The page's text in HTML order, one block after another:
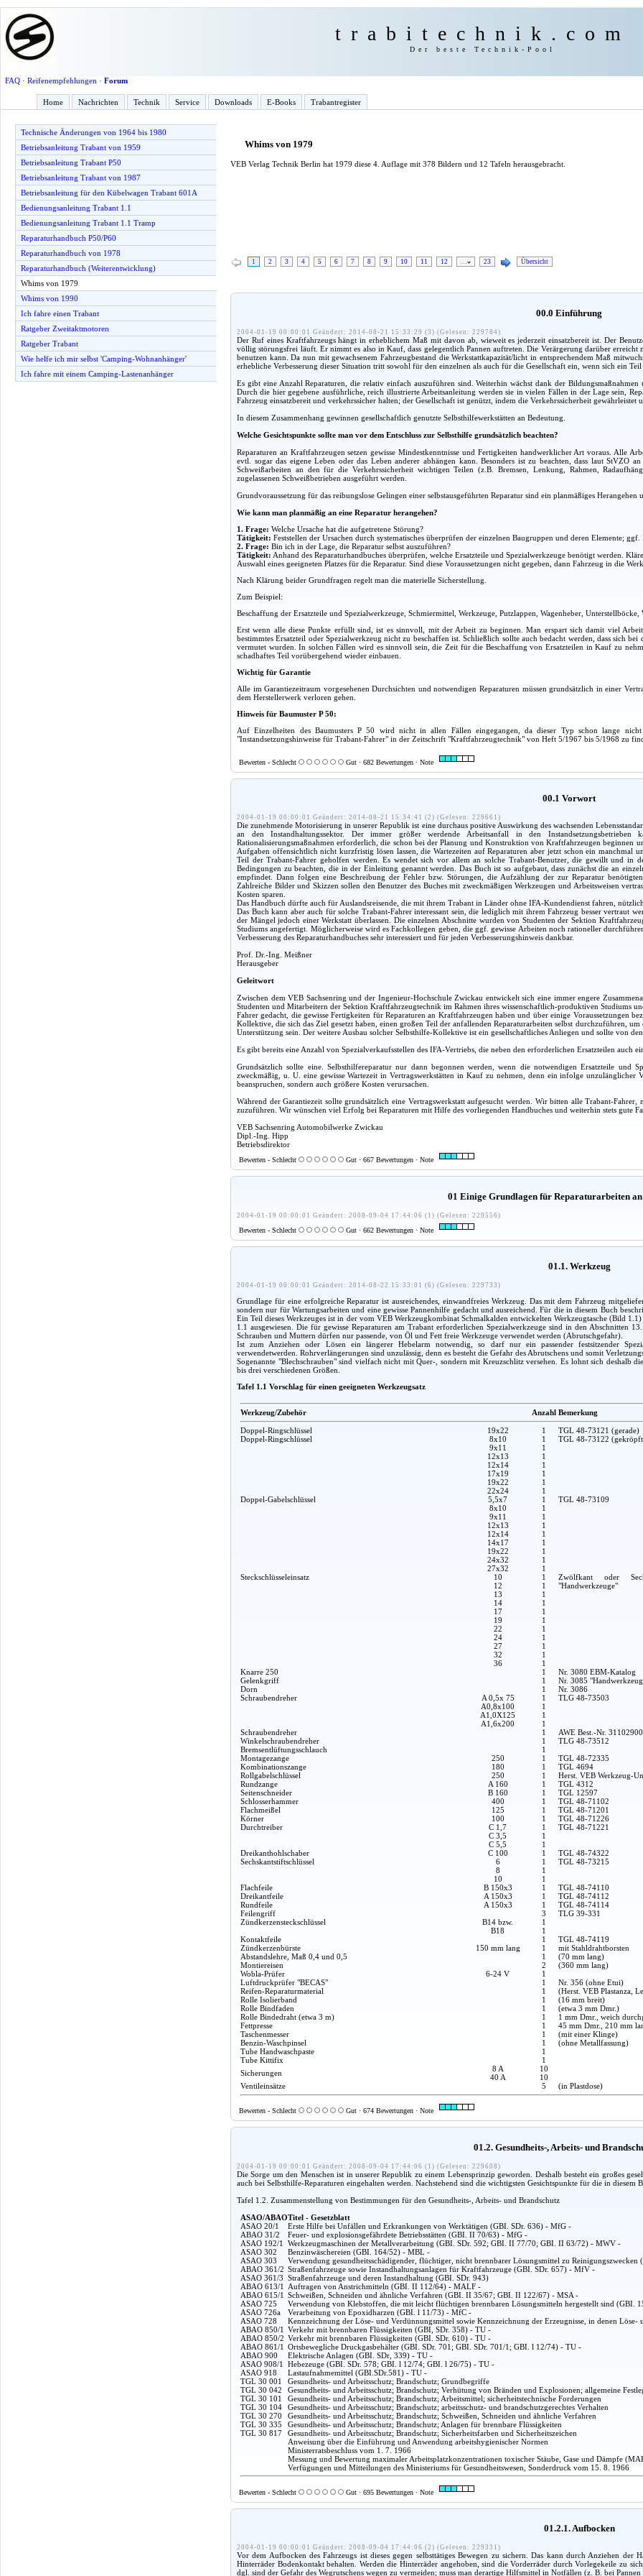
trabitechnik.com
Der beste Technik-Pool
FAQ· Reifenempfehlungen · Forum
Home Nachrichten Technik Service Downloads E-Books Trabantregister
Technische Änderungen von 1964 bis 1980
Betriebsanleitung Trabant von 1959
Betriebsanleitung Trabant P50
Betriebsanleitung Trabant von 1987
Betriebsanleitung für den Kübelwagen Trabant 601A
Bedienungsanleitung Trabant 1.1
Bedienungsanleitung Trabant 1.1 Tramp
Reparaturhandbuch P50/P60
Reparaturhandbuch von 1978
Reparaturhandbuch (Weiterentwicklung)
Whims von 1979
Whims von 1990
Ich fahre einen Trabant
Ratgeber Zweitaktmotoren
Ratgeber Trabant
Wie helfe ich mir selbst 'Camping-Wohnanhänger'
Ich fahre mit einem Camping-Lastenanhänger
Whims von 1979
VEB Verlag Technik Berlin hat 1979 diese 4. Auflage mit 378 Bildern und 12 Tafeln herausgebracht.
1 2 3 4 5 6 7 8 9 10 11 12 … 23 Übersicht
00.0 Einführung
2004-01-19 00:00:01 Geändert: 2014-08-21 15:33:29 (3) (Gelesen: 229784)
Der Ruf eines Kraftfahrzeugs hängt in erheblichem Maß mit davon ab, wieweit es jederzeit einsatzbereit ist. Der
völlig störungsfrei läuft. Er nimmt es also in Kauf, dass gelegentlich Pannen auftreten. Die Verärgerung darüber
benutzen kann. Da nun mit gewachsenem Fahrzeugbestand die Werkstattkapazität/licht in entsprechendem Maß
erhebliche Verbesserung dieser Situation tritt sowohl für den einzelnen als auch für die Gesellschaft ein, wenn sich ein Teil
Es gibt eine Anzahl Reparaturen, die relativ einfach auszuführen sind. Weiterhin wächst dank der
Durch die hier gegebene ausführliche, reich illustrierte Arbeitsanleitung werden sie in vielen Fällen in der Lage sein,
Fahrzeug einsatzbereit und verkehrssicher halten; der Gesellschaft ist genützt, indem die Verkehrssicherheit gewährleistet
In diesem Zusammenhang gewinnen gesellschaftlich genutzte Selbsthilfewerkstätten an Bedeutung.
Welche Gesichtspunkte sollte man vor dem Entschluss zur Selbsthilfe grundsätzlich beachten?
Reparaturen an Kraftfahrzeugen setzen gewisse Mindestkenntnisse und Fertigkeiten handwerklicher Art voraus. Alle
evtl. sogar das eigene Leben oder das Leben anderer abhängen kann. Besonders ist zu beachten, dass laut StVZO
Schweißarbeiten an den für die Verkehrssicherheit wichtigen Teilen (z.B. Bremsen, Lenkung, Rahmen,
zugelassenen Schweißbetrieben ausgeführt werden.
Grundvoraussetzung für das reibungslose Gelingen einer selbstausgeführten Reparatur sind ein planmäßiges
Wie kann man planmäßig an eine Reparatur herangehen?
1. Frage: Welche Ursache hat die aufgetretene Störung?
Tätigkeit: Feststellen der Ursachen durch systematisches überprüfen der einzelnen Baugruppen und deren Elemente; ggf.
2. Frage: Bin ich in der Lage, die Reparatur selbst auszuführen?
Tätigkeit: Anhand des Reparaturhandbuches überprüfen, welche Ersatzteile und Spezialwerkzeuge benötigt werden.
Auswahl eines geeigneten Platzes für die Reparatur. Sind diese Voraussetzungen nicht gegeben, dann Fahrzeug in die
Nach Klärung beider Grundfragen regelt man die materielle Sicherstellung.
Zum Beispiel:
Beschaffung der Ersatzteile und Spezialwerkzeuge, Schmiermittel, Werkzeuge, Putzlappen, Wagenheber,
Erst wenn alle diese Punkte erfüllt sind, ist es sinnvoll, mit der Arbeit zu beginnen. Man erspart sich damit viel
bestimmtes Ersatzteil oder Spezialwerkzeug nicht zu beschaffen ist. Schließlich sollte auch bedacht werden, dass sich
vermutet wurden. In solchen Fällen wird es sinnvoll sein, die Zeit für die Beschaffung von Ersatzteilen in Kauf zu
schadhaftes Teil vorübergehend wieder einbauen.
Wichtig für Garantie
Alle im Garantiezeitraum vorgesehenen Durchsichten und notwendigen Reparaturen müssen grundsätzlich in einer
dem Herstellerwerk verloren gehen.
Hinweis für Baumuster P 50:
Auf Einzelheiten des Baumusters P 50 wird nicht in allen Fällen eingegangen, da dieser Typ schon lange
"Instandsetzungshinweise für Trabant-Fahrer" in der Zeitschrift "Kraftfahrzeugtechnik" von Heft 5/1967 bis 5/1968 zu
Bewerten - Schlecht Gut · 682 Bewertungen · Note
00.1 Vorwort
2004-01-19 00:00:01 Geändert: 2014-08-21 15:34:41 (2) (Gelesen: 229661)
Die zunehmende Motorisierung in unserer Republik ist eine durchaus positive Auswirkung des wachsenden
an den Instandhaltungssektor. Der immer größer werdende Arbeitsanfall in den
Rationalisierungsmaßnahmen erforderlich, die schon bei der Planung und Konstruktion von Kraftfahrzeugen beginnen
Aufgaben offensichtlich nicht kurzfristig lösen lassen, die Wartezeiten auf Reparaturen aber jetzt schon ein manchmal
Teil der Trabant-Fahrer geholfen werden. Es wendet sich vor allem an solche Trabant-Benutzer, die gewillt und in
Bedingungen zu beachten, die in der Einleitung genannt werden. Das Buch ist so aufgebaut, dass zunächst die an
empfindet. Dann folgen eine Beschreibung der Fehler bzw. Störungen, die Aufzählung der zur Reparatur
Zahlreiche Bilder und Skizzen sollen den Benutzer des Buches mit zweckmäßigen Werkzeugen und Arbeitsweisen
Kosten sparen.
Das Handbuch dürfte auch für Auslandsreisende, die mit ihrem Trabant in Länder ohne IFA-Kundendienst fahren, nützlich
Das Buch kann aber auch für solche Trabant-Fahrer interessant sein, die lediglich mit ihrem Fahrzeug besser vertraut
der Mängel jedoch einer Werkstatt überlassen. Die einzelnen Abschnitte wurden von Studenten der Sektion
Studiums angefertigt. Möglicherweise wird es Fachkollegen geben, die ggf. gewisse Arbeiten noch rationeller
Verbesserung des Reparaturhandbuches sehr interessiert und für jeden Verbesserungshinweis dankbar.
Prof. Dr.-Ing. Meißner
Herausgeber
Geleitwort
Zwischen dem VEB Sachsenring und der Ingenieur-Hochschule Zwickau entwickelt sich eine immer engere
Studenten und Mitarbeitern der Sektion Kraftfahrzeugtechnik im Rahmen ihres wissenschaftlich-produktiven Studiums
Fahrer gedacht, die gewisse Fertigkeiten für Reparaturen an Kraftfahrzeugen haben und über einige Voraussetzungen
Kollektive, die sich das Ziel gesetzt haben, einen großen Teil der anfallenden Reparaturarbeiten selbst durchzuführen,
Unterstützung sein. Der weitere Ausbau solcher Selbsthilfe-Kollektive ist ein gesellschaftliches Anliegen und sollte von
Es gibt bereits eine Anzahl von Spezialverkaufsstellen des IFA-Vertriebs, die neben den erforderlichen Ersatzteilen auch
Grundsätzlich sollte eine. Selbsthilfereparatur nur dann begonnen werden, wenn die notwendigen Ersatzteile und
zweckmäßig, u. U. eine gewisse Wartezeit in Vertragswerkstätten in Kauf zu nehmen, denn ein infolge
beanspruchen, sondern auch größere Kosten verursachen.
Während der Garantiezeit sollte grundsätzlich eine Vertragswerkstatt aufgesucht werden. Wir bitten alle Trabant-
zuzuführen. Wir wünschen viel Erfolg bei Reparaturen mit Hilfe des vorliegenden Handbuches und weiterhin stets gute
VEB Sachsenring Automobilwerke Zwickau
Dipl.-Ing. Hipp
Betriebsdirektor
Bewerten - Schlecht Gut · 667 Bewertungen · Note
01 Einige Grundlagen für Reparaturarbeiten
2004-01-19 00:00:01 Geändert: 2008-09-04 17:44:06 (1) (Gelesen: 229556)
Bewerten - Schlecht Gut · 662 Bewertungen · Note
01.1. Werkzeug
2004-01-19 00:00:01 Geändert: 2014-08-22 15:33:01 (6) (Gelesen: 229733)
Grundlage für eine erfolgreiche Reparatur ist ausreichendes, einwandfreies Werkzeug. Das mit dem Fahrzeug
sondern nur für Wartungsarbeiten und eine gewisse Pannenhilfe gedacht und ausreichend. Für die in diesem Buch
Ein Teil dieses Werkzeuges ist in der vom VEB Werkzeugkombinat Schmalkalden entwickelten Werkzeugtasche (Bild
1.1 ausgewiesen. Die für gewisse Reparaturen am Trabant erforderlichen Spezialwerkzeuge sind in den Abschnitten
Schrauben und Muttern dürfen nur passende, von Öl und Fett freie Werkzeuge verwendet werden (Abrutschgefahr).
Ist zum Anziehen oder Lösen ein längerer Hebelarm notwendig, so darf nur ein passender festsitzender
verwendetwerden. Rohrverlängerungen sind unzulässig, denn es besteht die Gefahr des Abrutschens und somit
Sogenannte "Blechschrauben" sind vielfach nicht mit Quer-, sondern mit Kreuzschlitz versehen. Es lohnt sich deshalb
bis drei verschiedenen Größen.
Tafel 1.1 Vorschlag für einen geeigneten Werkzeugsatz
Werkzeug/Zubehör Anzahl Bemerkung
Doppel-Ringschlüssel 19x22 1
TGL 48-73121 (gerade)
Doppel-Ringschlüssel
8x10
9x11
12x13
12x14
17x19
19x22
22x24
1
1
1
1
1
1
1
TGL 48-73122
Doppel-Gabelschlüssel
5,5x7
8x10
9x11
12x13
12x14
14x17
19x22
24x32
27x32
1
1
1
1
1
1
1
1
1
TGL 48-73109
Steckschlüsseleinsatz
10
12
13
14
17
19
22
24
27
32
36
1
1
1
1
1
1
1
1
1
1
1
Zwölfkant oder
"Handwerkzeuge"
Knarre 250 1
Nr. 3080 EBM-Katalog
Gelenkgriff
1
Nr. 3085
Dorn
1
Nr. 3086
Schraubendreher
A 0,5x 75
A0,8x100
A1,0X125
A1,6x200
1
1
1
1
TLG 48-73503
Schraubendreher 1
AWE Best.-Nr.
Winkelschraubendreher
1
TLG 48-73512
Bremsentlüftungsschlauch
1
Montagezange
250 1
TGL 48-72335
Kombinationszange
180 1
TGL 4694
Rollgabelschlüssel
250 1
Herst. VEB Werkzeug-
Rundzange
A 160 1
TGL 4312
Seitenschneider
B 160 1
TGL 12597
Schlosserhammer
400 1
TGL 48-71102
Flachmeißel
125 1
TGL 48-71201
Körner
100 1
TGL 48-71226
Durchtreiber
C 1,7
C 3,5
C 5,5
1
1
1
TGL 48-71221
Dreikanthohlschaber C 100 1
TGL 48-74322
Sechskantstiftschlüssel
6
8
10
1
1
1
TGL 48-73215
Flachfeile B 150x3 1
TGL 48-74110
Dreikantfeile
A 150x3 1
TGL 48-74112
Rundfeile
A 150x3 1
TGL 48-74114
Feilengriff
3
TLG 39-331
Zündkerzensteckschlüssel
B14 bzw.
B18
1
1
Kontaktfeile
1
TGL 48-74119
Zündkerzenbürste
150 mm lang 1
mit Stahldrahtborsten
Abstandslehre, Maß 0,4 und 0,5
1
(70 mm lang)
Montiereisen
2
(360 mm lang)
Wobla-Prüfer
6-24 V
1
Luftdruckprüfer "BECAS"
1
Nr. 356 (ohne Etui)
Reifen-Reparaturmaterial
1
(Herst. VEB Plastanza,
Rolle Isolierband
1
(16 mm breit)
Rolle Bindfaden
1
(etwa 3 mm Dmr.)
Rolle Bindedraht (etwa 3 m)
1
1 mm Dmr., weich
Fettpresse
1
45 mm Dmr., 210 mm
Taschenmesser
1
(mit einer Klinge)
Benzin-Waschpinsel
1
(ohne Metallfassung)
Tube Handwaschpaste
1
Tube Kittifix
1
Sicherungen
8 A
40 A
10
10
Ventileinsätze
5 (in Plastdose)
Bewerten - Schlecht Gut · 674 Bewertungen · Note
01.2. Gesundheits-, Arbeits- und
2004-01-19 00:00:01 Geändert: 2008-09-04 17:44:06 (1) (Gelesen: 229608)
Die Sorge um den Menschen ist in unserer Republik zu einem Lebensprinzip geworden. Deshalb besteht ein großes
auch bei Selbsthilfe-Reparaturen eingehalten werden. Nachstehend sind die wichtigsten Gesichtspunkte für die in diesem
Tafel 1.2. Zusammenstellung von Bestimmungen für den Gesundheits-, Arbeits- und Brandschutz
ASAO/ABAOTitel - Gesetzblatt
ASAO 20/1
Erste Hilfe bei Unfällen und Erkrankungen von Werktätigen (GBI. SDr. 636) - MfG -
ABAO 31/2
Feuer- und explosionsgefährdete Betriebsstätten (GBI. II 70/63) - MfG -
ASAO 192/1
Werkzeugmaschinen der Metallverarbeitung (GBI. SDr. 592; GBI. II 77/70; GBI. II 63/72) - MWV -
ASAO 302
Benzinwäschereien (GBI. 164/52) - MBL -
ASAO 303
Verwendung gesundheitsschädigender, flüchtiger, nicht brennbarer Lösungsmittel zu
ABAO 361/2 Straßenfahrzeuge sowie Instandhaltungsanlagen für Kraftfahrzeuge (GBI. SDr. 657) - MfV -
ASAO 361/3 Straßenfahrzeuge und deren Instandhaltung (GBI. SDr. 943)
ABAO 613/1
Auftragen von Anstrichmitteln (GBI. II 112/64) - MALF -
ABAO 615/1 Schweißen, Schneiden und ähnliche Verfahren (GBI. II 35/67; GBI. II 122/67) - MSA -
ASAO 725
Verwendung von Klebstoffen, die mit leicht flüchtigen brennbaren Lösungsmitteln hergestellt sind (GBI.
ASAO 726a
Verarbeitung von Epoxidharzen (GBI. l 11/73) - MfC -
ASAO 728
Kennzeichnung der Löse- und Verdünnungsmittel sowie Kennzeichnung der Erzeugnisse, in denen
ABAO 850/1 Verkehr mit brennbaren Flüssigkeiten (GBI, SDr. 358) - TU -
ABAO 850/2 Verkehr mit brennbaren Flüssigkeiten (GBI. SDr. 610) - TU -
ABAO 861/1 Ortsbewegliche Druckgasbehälter (GBI. SDr. 701; GBI. SDr. 701/1; GBI. l 12/74) - TU -
ABAO 900
Elektrische Anlagen (GBI. SDr, 339) - TU -
ASAO 908/1
Hebezeuge (GBI. SDr. 578; GBI. l 12/74; GBI. l 26/75) - TU -
ASAO 918
Lastaufnahmemittel (GBI.SDr.581) - TU -
TGL 30 001
Gesundheits- und Arbeitsschutz; Brandschutz; Grundbegriffe
TGL 30 042
Gesundheits- und Arbeitsschutz; Brandschutz; Verhütung von Bränden und Explosionen; allgemeine
TGL 30 101
Gesundheits- und Arbeitsschutz; Brandschutz; Arbeitsmittel; sicherheitstechnische Forderungen
TGL 30 104
Gesundheits- und Arbeitsschutz; Brandschutz; arbeitsschutz- und brandschutzgerechtes Verhalten
TGL 30 270
Gesundheits- und Arbeitsschutz; Brandschutz; Schweißen, Schneiden und ähnliche Verfahren
TGL 30 335
Gesundheits- und Arbeitsschutz; Brandschutz; Anlagen für brennbare Flüssigkeiten
TGL 30 817
Gesundheits- und Arbeitsschutz; Brandschutz; Sicherheitsfarben und Sicherheitszeichen
Anweisung über die Einführung und Anwendung arbeitshygienischer Normen
Ministerratsbeschluss vom 1. 7. 1966
Messung und Bewertung maximaler Arbeitsplatzkonzentrationen toxischer Stäube, Gase und Dämpfe
Verfügungen und Mitteilungen des Ministeriums für Gesundheitswesen, Sonderdruck vom 15. 8. 1966
Bewerten - Schlecht Gut · 695 Bewertungen · Note
01.2.1. Aufbocken
2004-01-19 00:00:01 Geändert: 2008-09-04 17:44:06 (2) (Gelesen: 229331)
Vor dem Aufbocken des Fahrzeugs ist dieses gegen selbsttätiges Bewegen zu sichern. Das kann durch Anziehen der
Hinterräder Bodenkontakt behalten. Werden die Hinterräder angehoben, sind die Vorderräder durch Vorlegekeile zu
dgl. sind der Gefahr des Wegrutschens wegen zu vermeiden; muss man derartige Hilfsmittel in Notfällen (z. B. bei